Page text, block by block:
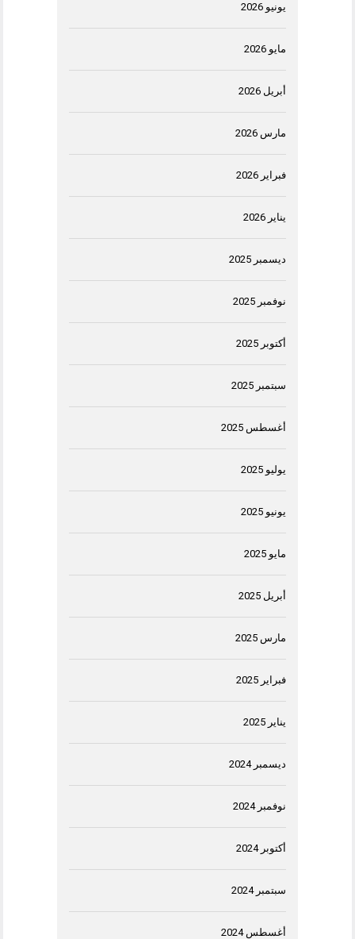
يونيو 2026
مايو 2026
أبريل 2026
مارس 2026
فبراير 2026
يناير 2026
ديسمبر 2025
نوفمبر 2025
أكتوبر 2025
سبتمبر 2025
أغسطس 2025
يوليو 2025
يونيو 2025
مايو 2025
أبريل 2025
مارس 2025
فبراير 2025
يناير 2025
ديسمبر 2024
نوفمبر 2024
أكتوبر 2024
سبتمبر 2024
أغسطس 2024